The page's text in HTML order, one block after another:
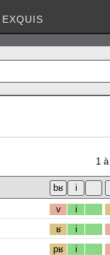
1 à
v i
ʁ i
pʁ i